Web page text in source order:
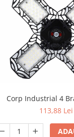
Corp Industrial 4
113,88 Lei